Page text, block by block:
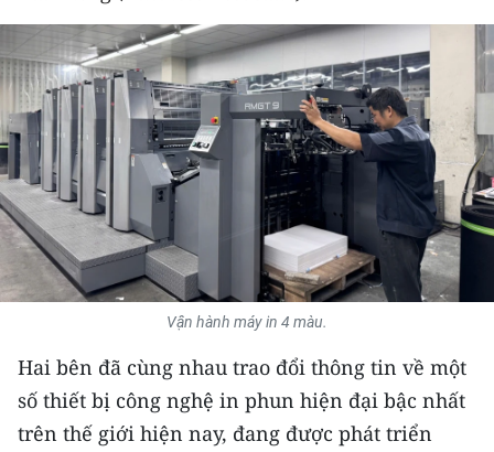
THỂ THAO
GIÁO DỤC
Y TẾ
KHOA HỌC - CÔNG NGHỆ
MÔI TRƯỜNG
KIỂM CHỨNG THÔNG TIN
TRI THỨC CHUYÊN SÂU
Vận hành máy in 4 màu.
Hai bên đã cùng nhau trao đổi thông tin về một
số thiết bị công nghệ in phun hiện đại bậc nhất
trên thế giới hiện nay, đang được phát triển